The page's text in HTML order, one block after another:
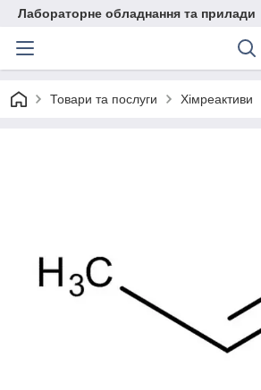
Лабораторне обладнання та прилади
Товари та послуги Хімреактиви